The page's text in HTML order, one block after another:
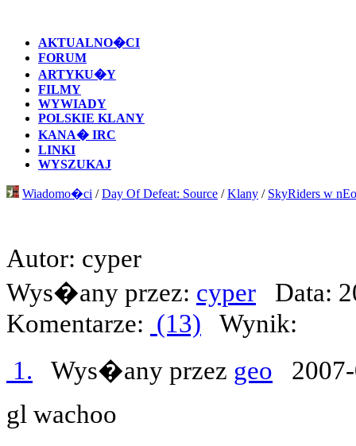
AKTUALNO�CI
FORUM
ARTYKU�Y
FILMY
WYWIADY
POLSKIE KLANY
KANA� IRC
LINKI
WYSZUKAJ
Wiadomo�ci /Day Of Defeat: Source /Klany / SkyRiders w
Autor: cyper
Wys�any przez: cyper Data:
Komentarze: (13) Wynik:
1. Wys�any przez geo
gl wachoo